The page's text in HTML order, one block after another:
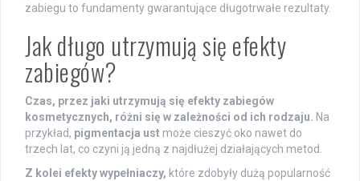
zabiegu to fundamenty gwarantujące długotrwałe rezultaty.
Jak długo utrzymują się efekty
zabiegów?
Czas, przez jaki utrzymują się efekty zabiegów
kosmetycznych, różni się w zależności od ich rodzaju. Na
przykład, pigmentacja ust może cieszyć oko nawet do
trzech lat, co czyni ją jedną z najdłużej działających metod.
Z kolei efekty wypełniaczy, które zdobyły dużą popularność